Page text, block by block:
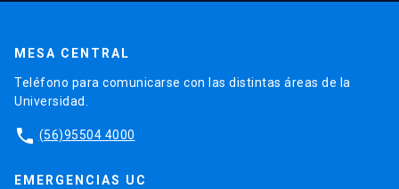
MESA CENTRAL
Teléfono para comunicarse con las distintas áreas de la
Universidad.
phone (56)95504 4000
EMERGENCIAS UC